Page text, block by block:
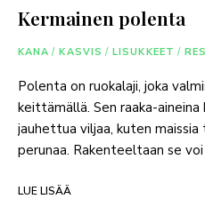
Kermainen polenta
KANA / KASVIS / LISUKKEET /
Polenta on ruokalaji, joka
keittämällä. Sen raaka-
jauhettua viljaa, kuten
perunaa. Rakenteeltaan se
LUE LISÄÄ